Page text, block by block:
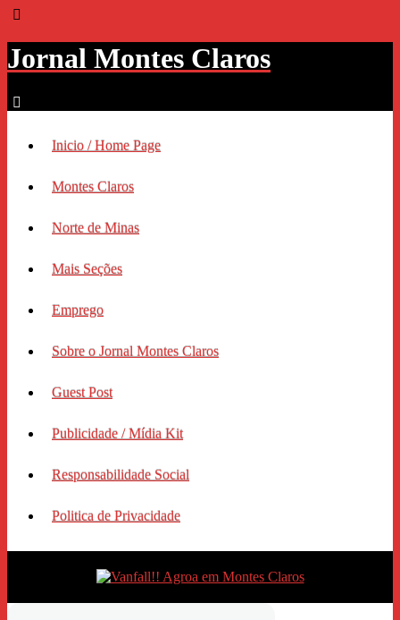
Jornal Montes Claros
Inicio / Home Page
Montes Claros
Norte de Minas
Mais Seções
Emprego
Sobre o Jornal Montes Claros
Guest Post
Publicidade / Mídia Kit
Responsabilidade Social
Politica de Privacidade